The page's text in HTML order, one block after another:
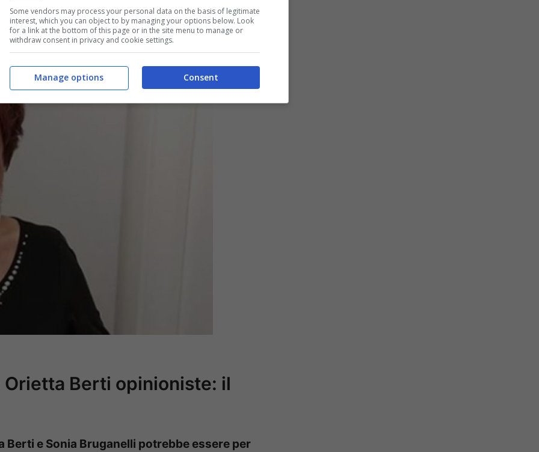
il suo ruolo come coach a The Voice Senior.
Orietta Berti opinioniste: il
Berti e Sonia Bruganelli potrebbe essere per
Some vendors may process your personal data on the basis of legitimate
interest, which you can object to by managing your options below. Look
for a link at the bottom of this page or in the site menu to manage or
withdraw consent in privacy and cookie settings.
Consent
Manage options